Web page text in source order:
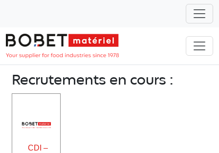
Recrutements en cours :
CDI –